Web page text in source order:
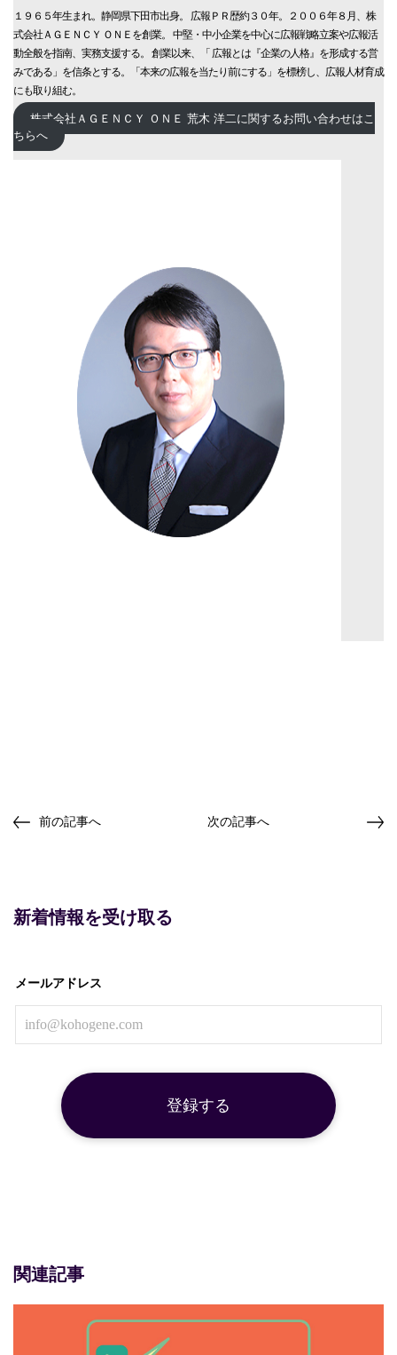
１９６５年生まれ。静岡県下田市出身。 広報ＰＲ歴約３０年。２００６年８月、株
式会社ＡＧＥＮＣＹ ＯＮＥを創業。 中堅・中小企業を中心に広報戦略立案や広報活
動全般を指南、実務支援する。 創業以来、「 広報とは『企業の人格』を形成する営
みである」を信条とする。「本来の広報を当たり前にする」を標榜し、広報人材育成
にも取り組む。
株式会社ＡＧＥＮＣＹ ＯＮＥ 荒木 洋二に関するお問い合わせはこ
ちらへ
前の記事へ 次の記事へ
新着情報を受け取る
メールアドレス
関連記事